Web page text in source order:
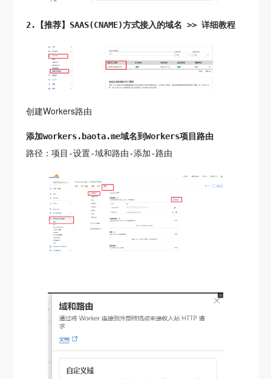
2.【推荐】SAAS(CNAME)方式接入的域名 >> 详细教程
创建Workers路由
添加workers.baota.me域名到Workers项目路由
路径：项目-设置-域和路由-添加-路由